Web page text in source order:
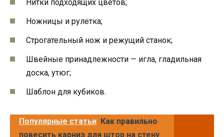
Нитки подходящих цветов;
Ножницы и рулетка;
Строгательный нож и режущий станок;
Швейные принадлежности — игла, гладильная
доска, утюг;
Шаблон для кубиков.
Популярные статьи Как правильно
повесить карниз для штор на стену